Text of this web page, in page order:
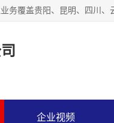
企业视频